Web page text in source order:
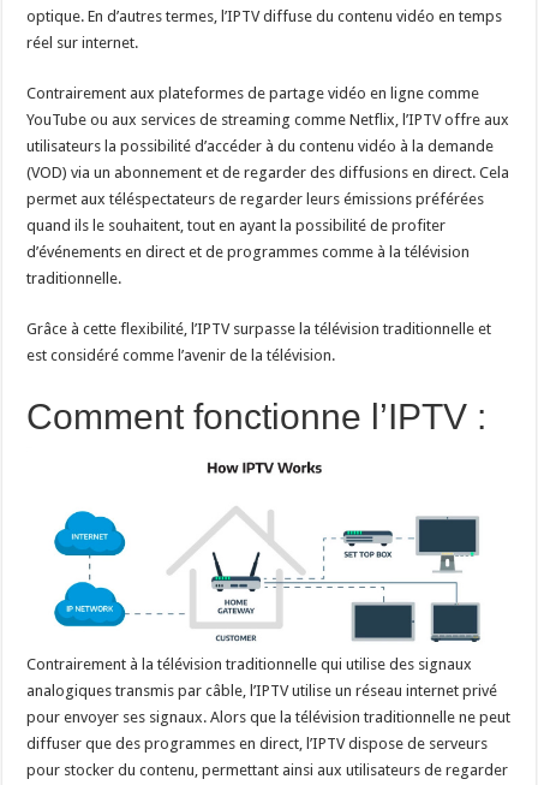
optique. En d’autres termes, l’IPTV diffuse du contenu vidéo en temps
réel sur internet.
Contrairement aux plateformes de partage vidéo en ligne comme
YouTube ou aux services de streaming comme Netflix, l’IPTV offre aux
utilisateurs la possibilité d’accéder à du contenu vidéo à la demande
(VOD) via un abonnement et de regarder des diffusions en direct. Cela
permet aux téléspectateurs de regarder leurs émissions préférées
quand ils le souhaitent, tout en ayant la possibilité de profiter
d’événements en direct et de programmes comme à la télévision
traditionnelle.
Grâce à cette flexibilité, l’IPTV surpasse la télévision traditionnelle et
est considéré comme l’avenir de la télévision.
Comment fonctionne l’IPTV :
Contrairement à la télévision traditionnelle qui utilise des signaux
analogiques transmis par câble, l’IPTV utilise un réseau internet privé
pour envoyer ses signaux. Alors que la télévision traditionnelle ne peut
diffuser que des programmes en direct, l’IPTV dispose de serveurs
pour stocker du contenu, permettant ainsi aux utilisateurs de regarder